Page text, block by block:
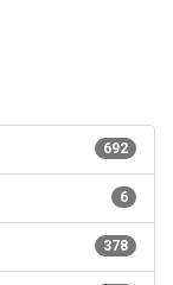
692
6
378